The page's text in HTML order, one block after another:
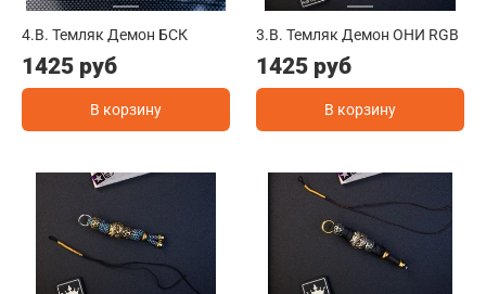
4.B. Темляк Демон БСК
1425 руб
В корзину
3.B. Темляк Демон ОНИ RGB
1425 руб
В корзину